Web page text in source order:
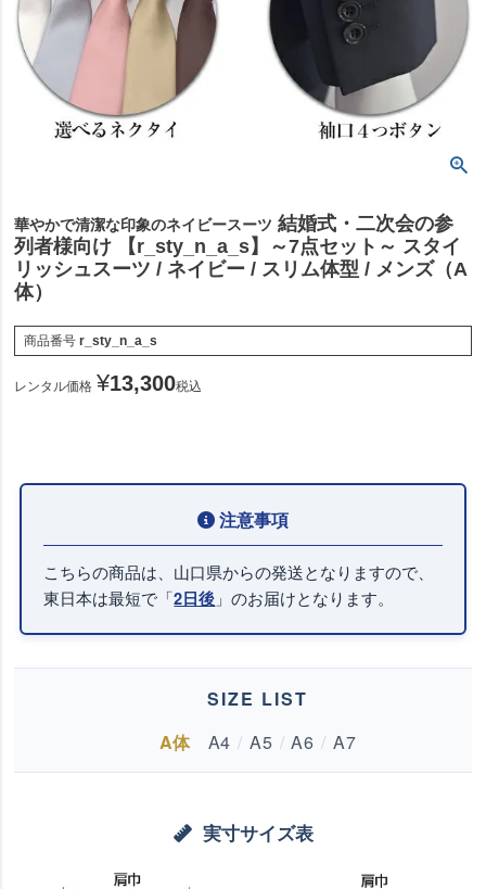
華やかで清潔な印象のネイビースーツ 結婚式・二次会の参
列者様向け 【r_sty_n_a_s】～7点セット～ スタイ
リッシュスーツ / ネイビー / スリム体型 / メンズ（A
体）
商品番号 r_sty_n_a_s
レンタル価格 ¥13,300税込
こちらの商品は、山口県からの発送となりますので、
東日本は最短で「2日後 」のお届けとなります。
SIZE LIST
A体
A4 / A5 / A6 / A7
実寸サイズ表